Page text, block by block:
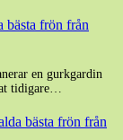
bästa frön från
en gurkgardin
tidigare…
bästa frön från